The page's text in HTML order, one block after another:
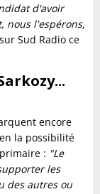
d'avoir
nous l'espérons,
Sud Radio ce
encore
la possibilité
: "Le
les
des autres ou